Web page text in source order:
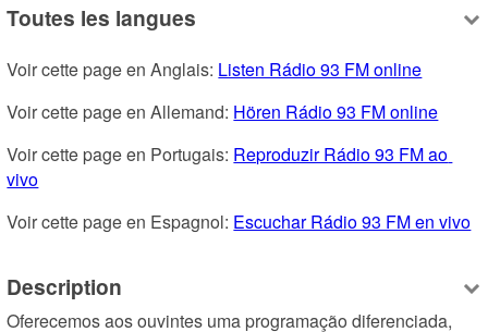
Toutes les langues
Voir cette page en Anglais: Listen Rádio 93 FM online
Voir cette page en Allemand: Hören Rádio 93 FM online
Voir cette page en Portugais: Reproduzir Rádio 93 FM ao
vivo
Voir cette page en Espagnol: Escuchar Rádio 93 FM en vivo
Description
Oferecemos aos ouvintes uma programação diferenciada,